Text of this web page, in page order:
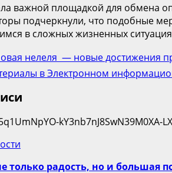
важной площадкой для обмена
подчеркнули, что подобные
в сложных жизненных
нелеля — новые достижения
в Электронном
только радость, но и большая